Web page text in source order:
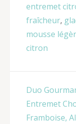
entremet
fraîcheur,
mousse
citron
de
l’article
Duo
Entremet
Framboise,